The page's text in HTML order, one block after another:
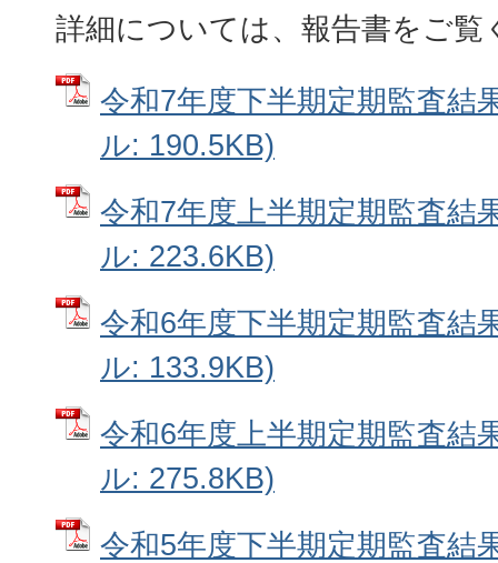
詳細については、報告書をご覧
令和7年度下半期定期監査結
ル: 190.5KB)
令和7年度上半期定期監査結
ル: 223.6KB)
令和6年度下半期定期監査結
ル: 133.9KB)
令和6年度上半期定期監査結
ル: 275.8KB)
令和5年度下半期定期監査結